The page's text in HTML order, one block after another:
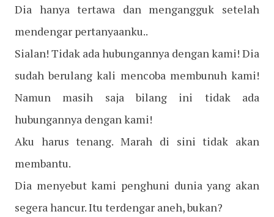
Dia hanya tertawa dan mengangguk setelah
mendengar pertanyaanku..
Sialan! Tidak ada hubungannya dengan kami! Dia
sudah berulang kali mencoba membunuh kami!
Namun masih saja bilang ini tidak ada
hubungannya dengan kami!
Aku harus tenang. Marah di sini tidak akan
membantu.
Dia menyebut kami penghuni dunia yang akan
segera hancur. Itu terdengar aneh, bukan?